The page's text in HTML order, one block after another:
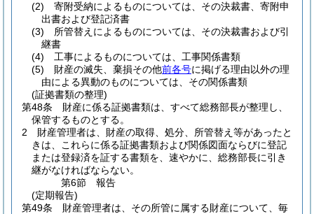
(2)
寄附受納によるものについては、その決裁書、寄附申
出書および登記済書
(3)
所管替えによるものについては、その決裁書および引
継書
(4)
工事によるものについては、工事関係書類
(5)
財産の滅失、棄損その他前各号に掲げる理由以外の理
由による異動のものについては、その関係書類
(証拠書類の整理)
第48条
財産に係る証拠書類は、すべて総務部長が整理し、
保管するものとする。
2
財産管理者は、財産の取得、処分、所管替え等があったと
きは、これらに係る証拠書類および関係図面ならびに登記
または登録済を証する書類を、速やかに、総務部長に引き
継がなければならない。
第6節
報告
(定期報告)
第49条
財産管理者は、その所管に属する財産について、毎